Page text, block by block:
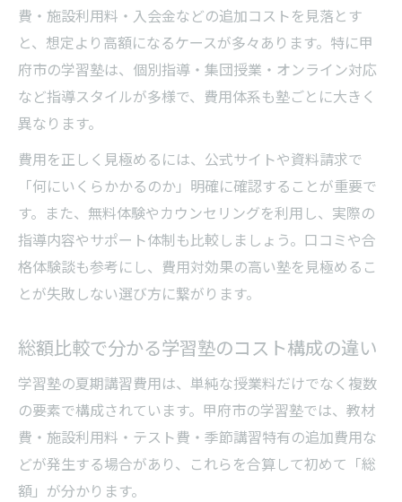
学習塾選びは費用と学習効果の両面で判断
を
口コミや実績から分かる学習塾の信頼性
学習塾の説明対応で感じる安心感の違い
甲府市で自習しやすい環境の探し方
学習塾と併用できる甲府市の自習環境の選
び方
静かで集中できる学習塾近くの勉強スペー
ス
学習塾利用者が自習場所を選ぶ際のポイン
ト
甲府市で見つかる自習向きのおすすめ環境
説
進学対策に最適な夏期講習の選定方法
学習塾の夏期講習で進学対策を強化するコ
ツ
費・施設利用料・入会金などの追加コストを見落とす
と、想定より高額になるケースが多々あります。特に甲
府市の学習塾は、個別指導・集団授業・オンライン対応
など指導スタイルが多様で、費用体系も塾ごとに大きく
異なります。
費用を正しく見極めるには、公式サイトや資料請求で
「何にいくらかかるのか」明確に確認することが重要で
す。また、無料体験やカウンセリングを利用し、実際の
指導内容やサポート体制も比較しましょう。口コミや合
格体験談も参考にし、費用対効果の高い塾を見極めるこ
とが失敗しない選び方に繋がります。
総額比較で分かる学習塾のコスト構成の違い
学習塾の夏期講習費用は、単純な授業料だけでなく複数
の要素で構成されています。甲府市の学習塾では、教材
費・施設利用料・テスト費・季節講習特有の追加費用な
どが発生する場合があり、これらを合算して初めて「総
額」が分かります。